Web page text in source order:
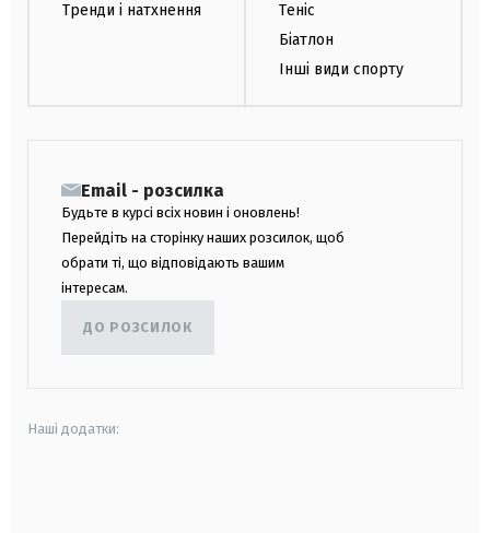
Тренди і натхнення
Теніс
Біатлон
Інші види спорту
Email - розсилка
Будьте в курсі всіх новин і оновлень!
Перейдіть на сторінку наших розсилок, щоб
обрати ті, що відповідають вашим
інтересам.
ДО РОЗСИЛОК
Наші додатки: